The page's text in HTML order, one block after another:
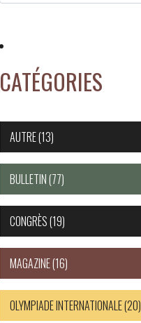
CATÉGORIES
AUTRE(13)
BULLETIN(77)
CONGRÈS(19)
MAGAZINE(16)
OLYMPIADE INTERNATIONALE(20)